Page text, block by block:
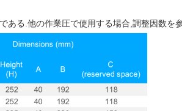
ある.他の作業圧で使用する場合, 調整因数を